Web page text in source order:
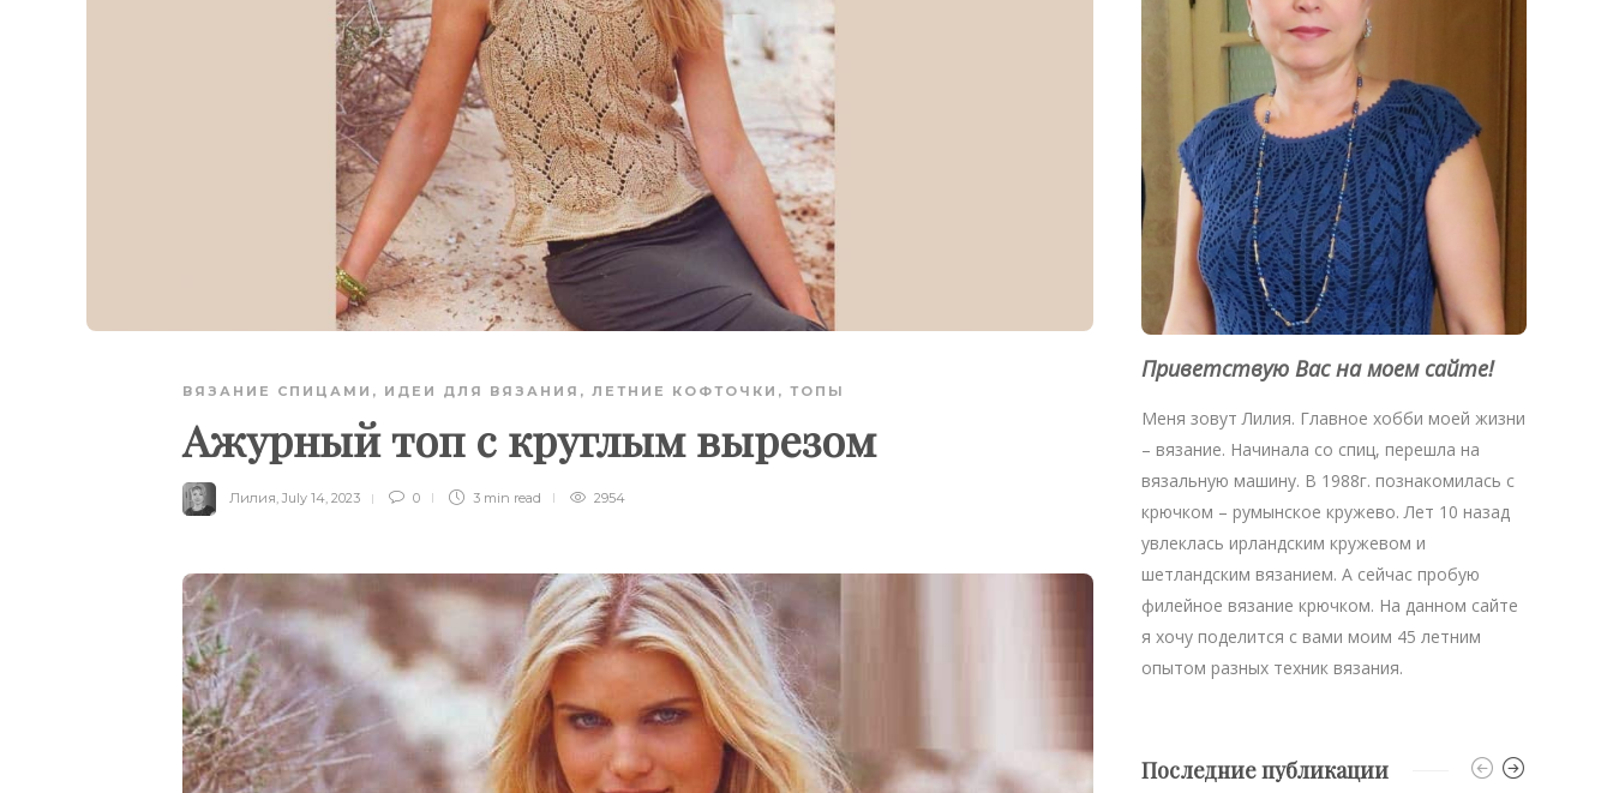
ВЯЗАНИЕ СПИЦАМИ , ИДЕИ ДЛЯ ВЯЗАНИЯ , ЛЕТНИЕ КОФТОЧКИ, ТОПЫ
Ажурный топ с круглым вырезом
Лилия, July 14, 2023 0 3 min read 2954
Приветствую Вас на моем сайте!
Меня зовут Лилия. Главное хобби моей жизни
– вязание. Начинала со спиц, перешла на
вязальную машину. В 1988г. познакомилась с
крючком – румынское кружево. Лет 10 назад
увлеклась ирландским кружевом и
шетландским вязанием. А сейчас пробую
филейное вязание крючком. На данном сайте
я хочу поделится с вами моим 45 летним
опытом разных техник вязания.
Последние публикации